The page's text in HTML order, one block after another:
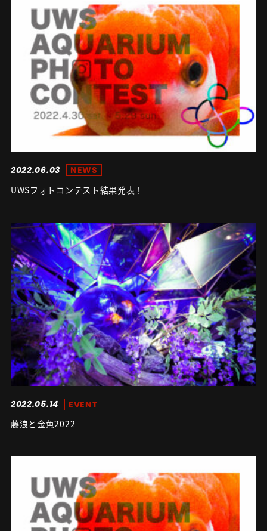
2022.06.03
NEWS
UWSフォトコンテスト結果発表！
2022.05.14
EVENT
藤浪と金魚2022